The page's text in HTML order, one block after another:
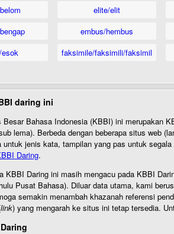
elite/elit
embus/hembus
faksimile/faksimili/faksimil
daring ini
Bahasa Indonesia (KBBI) ini merupakan
lema). Berbeda dengan beberapa situs web
untuk jenis kata, tampilan yang pas untuk
Daring.
KBBI Daring ini masih mengacu pada KBBI
Pusat Bahasa). Diluar data utama, kami
semakin menambah khazanah referensi
link) yang mengarah ke situs ini tetap tersedia.